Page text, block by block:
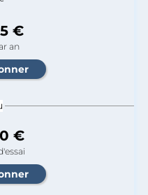
€
an
€